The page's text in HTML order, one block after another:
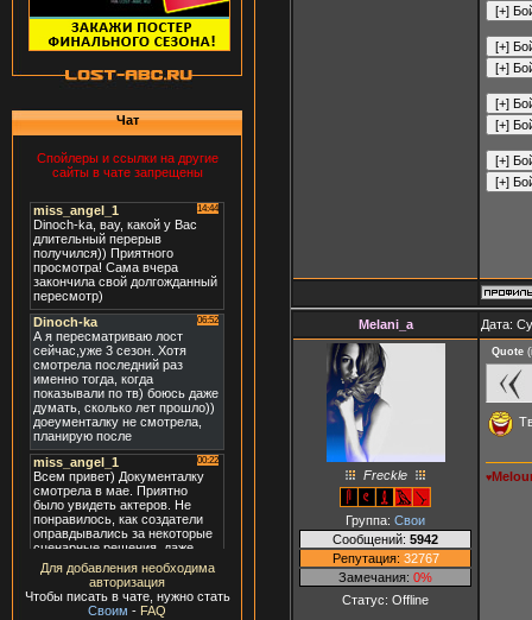
Чат
Спойлеры и ссылки на другие
сайты в чате запрещены
Для добавления необходима
авторизация
Чтобы писать в чате, нужно стать
Своим - FAQ
Melani_a Дата:
Freckle
Группа: Свои
Сообщений: 5942
Репутация: 32767
Замечания: 0%
Статус: Offline
Quote (
♥